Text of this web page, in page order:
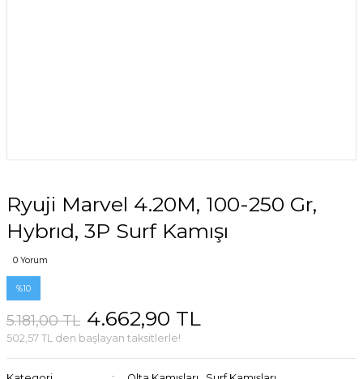
Ryuji Marvel 4.20M, 100-250 Gr,
Hybrıd, 3P Surf Kamışı
0 Yorum
%10
5.181,00 TL 4.662,90 TL
502,57 TL den başlayan taksitlerle!